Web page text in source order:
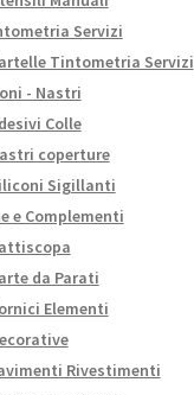
Servizi
Tintometria Servizi
- Nastri
Colle
coperture
Sigillanti
e Complementi
da Parati
Elementi
Rivestimenti